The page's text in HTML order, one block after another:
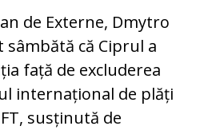
de Externe, Dmytro
sâmbătă că Ciprul a
față de excluderea
internațional de plăți
susținută de